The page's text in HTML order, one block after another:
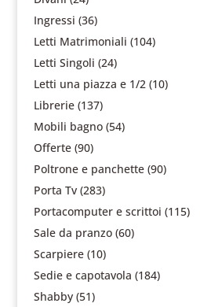
Ingressi (36)
Letti Matrimoniali (104)
Letti Singoli (24)
Letti una piazza e 1/2 (10)
Librerie (137)
Mobili bagno (54)
Offerte (90)
Poltrone e panchette (90)
Porta Tv (283)
Portacomputer e scrittoi (115)
Sale da pranzo (60)
Scarpiere (10)
Sedie e capotavola (184)
Shabby (51)